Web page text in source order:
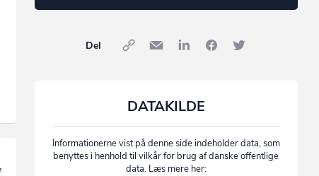
Del
DATAKILDE
Informationerne vist på denne side indeholder data, som
benyttes i henhold til vilkår for brug af danske offentlige
data. Læs mere her: